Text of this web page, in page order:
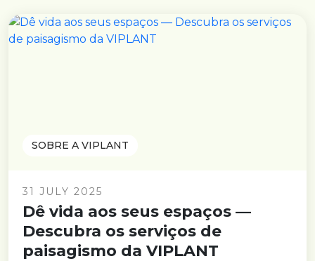
SOBRE A VIPLANT
31 JULY 2025
Dê vida aos seus espaços —
Descubra os serviços de
paisagismo da VIPLANT